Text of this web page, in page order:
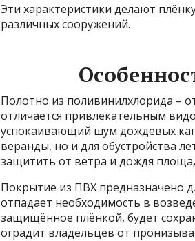
Эти характеристики делают
различных сооружений.
Полотно из поливинилхлорида –
отличается привлекательным
успокаивающий шум дождевых
веранды, но и для обустройства
защитить от ветра и дождя
Покрытие из ПВХ предназначено
отпадает необходимость в
защищённое плёнкой, будет
оградит владельцев от